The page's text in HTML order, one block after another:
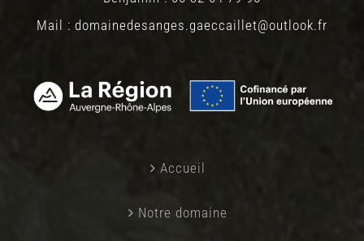
Mail : domainedesanges.gaeccaillet@outlook.fr
Accueil
Notre domaine